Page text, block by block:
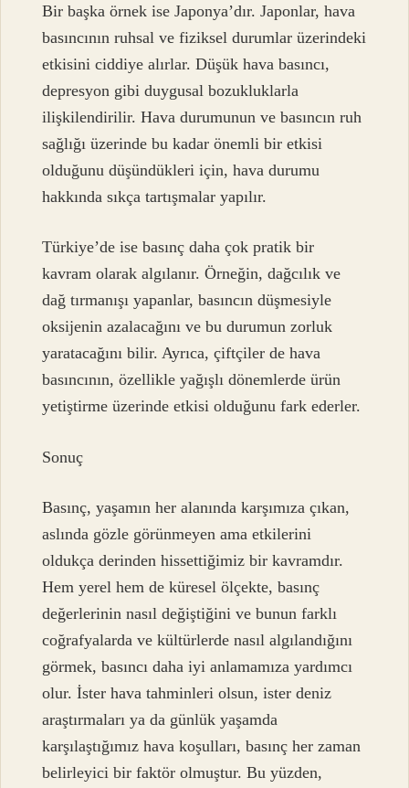
Bir başka örnek ise Japonya’dır. Japonlar, hava
basıncının ruhsal ve fiziksel durumlar üzerindeki
etkisini ciddiye alırlar. Düşük hava basıncı,
depresyon gibi duygusal bozukluklarla
ilişkilendirilir. Hava durumunun ve basıncın ruh
sağlığı üzerinde bu kadar önemli bir etkisi
olduğunu düşündükleri için, hava durumu
hakkında sıkça tartışmalar yapılır.
Türkiye’de ise basınç daha çok pratik bir
kavram olarak algılanır. Örneğin, dağcılık ve
dağ tırmanışı yapanlar, basıncın düşmesiyle
oksijenin azalacağını ve bu durumun zorluk
yaratacağını bilir. Ayrıca, çiftçiler de hava
basıncının, özellikle yağışlı dönemlerde ürün
yetiştirme üzerinde etkisi olduğunu fark ederler.
Sonuç
Basınç, yaşamın her alanında karşımıza çıkan,
aslında gözle görünmeyen ama etkilerini
oldukça derinden hissettiğimiz bir kavramdır.
Hem yerel hem de küresel ölçekte, basınç
değerlerinin nasıl değiştiğini ve bunun farklı
coğrafyalarda ve kültürlerde nasıl algılandığını
görmek, basıncı daha iyi anlamamıza yardımcı
olur. İster hava tahminleri olsun, ister deniz
araştırmaları ya da günlük yaşamda
karşılaştığımız hava koşulları, basınç her zaman
belirleyici bir faktör olmuştur. Bu yüzden,